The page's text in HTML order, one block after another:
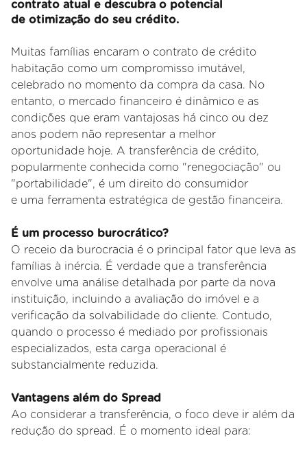
contrato atual e descubra o potencial
de otimização do seu crédito.
Muitas famílias encaram o contrato de crédito
habitação como um compromisso imutável,
celebrado no momento da compra da casa. No
entanto, o mercado financeiro é dinâmico e as
condições que eram vantajosas há cinco ou dez
anos podem não representar a melhor
oportunidade hoje. A transferência de crédito,
popularmente conhecida como "renegociação" ou
"portabilidade", é um direito do consumidor
e uma ferramenta estratégica de gestão financeira.
É um processo burocrático?
O receio da burocracia é o principal fator que leva as
famílias à inércia. É verdade que a transferência
envolve uma análise detalhada por parte da nova
instituição, incluindo a avaliação do imóvel e a
verificação da solvabilidade do cliente. Contudo,
quando o processo é mediado por profissionais
especializados, esta carga operacional é
substancialmente reduzida.
Vantagens além do Spread
Ao considerar a transferência, o foco deve ir além da
redução do spread. É o momento ideal para: